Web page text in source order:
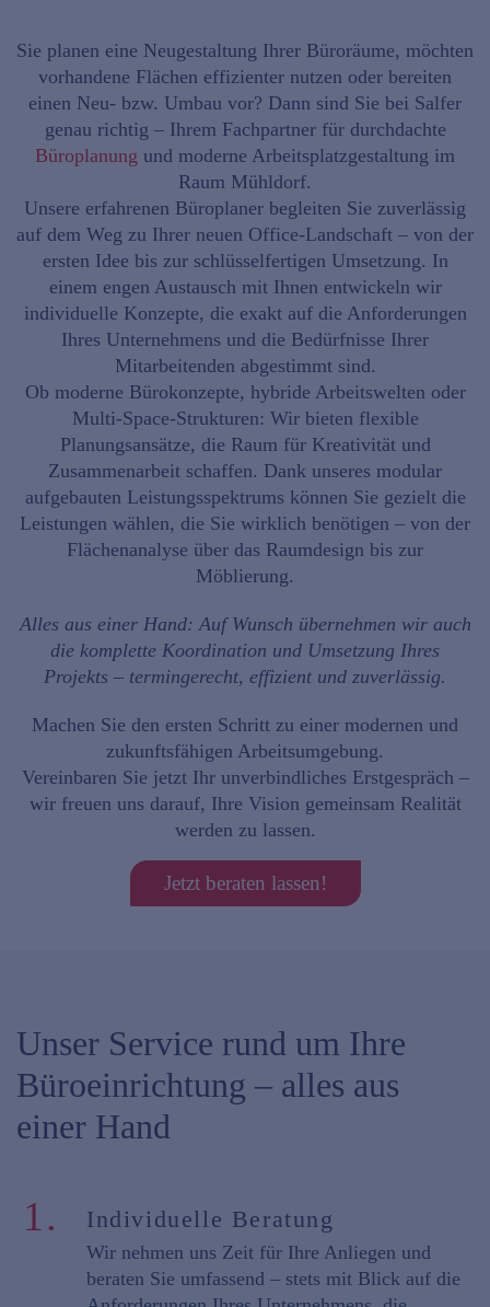
Sie planen eine Neugestaltung Ihrer Büroräume, möchten
vorhandene Flächen effizienter nutzen oder bereiten
einen Neu- bzw. Umbau vor? Dann sind Sie bei Salfer
genau richtig – Ihrem Fachpartner für durchdachte
Büroplanung und moderne Arbeitsplatzgestaltung im
Raum Mühldorf.
Unsere erfahrenen Büroplaner begleiten Sie zuverlässig
auf dem Weg zu Ihrer neuen Office-Landschaft – von der
ersten Idee bis zur schlüsselfertigen Umsetzung. In
einem engen Austausch mit Ihnen entwickeln wir
individuelle Konzepte, die exakt auf die Anforderungen
Ihres Unternehmens und die Bedürfnisse Ihrer
Mitarbeitenden abgestimmt sind.
Ob moderne Bürokonzepte, hybride Arbeitswelten oder
Multi-Space-Strukturen: Wir bieten flexible
Planungsansätze, die Raum für Kreativität und
Zusammenarbeit schaffen. Dank unseres modular
aufgebauten Leistungsspektrums können Sie gezielt die
Leistungen wählen, die Sie wirklich benötigen – von der
Flächenanalyse über das Raumdesign bis zur
Möblierung.
Alles aus einer Hand: Auf Wunsch übernehmen wir auch
die komplette Koordination und Umsetzung Ihres
Projekts – termingerecht, effizient und zuverlässig.
Machen Sie den ersten Schritt zu einer modernen und
zukunftsfähigen Arbeitsumgebung.
Vereinbaren Sie jetzt Ihr unverbindliches Erstgespräch –
wir freuen uns darauf, Ihre Vision gemeinsam Realität
werden zu lassen.
Jetzt beraten lassen!
Unser Service rund um Ihre
Büroeinrichtung – alles aus
einer Hand
1. Individuelle Beratung
Wir nehmen uns Zeit für Ihre Anliegen und
beraten Sie umfassend – stets mit Blick auf die